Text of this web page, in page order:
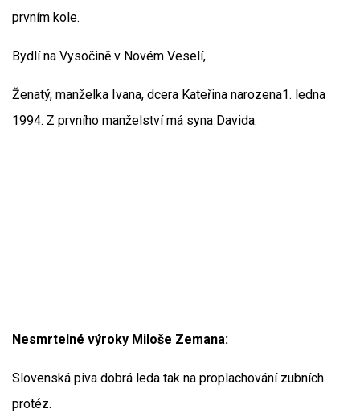
prvním kole.
Bydlí na Vysočině v Novém Veselí,
Ženatý, manželka Ivana, dcera Kateřina narozena1. ledna
1994. Z prvního manželství má syna Davida.
Nesmrtelné výroky Miloše Zemana:
Slovenská piva dobrá leda tak na proplachování zubních
protéz.